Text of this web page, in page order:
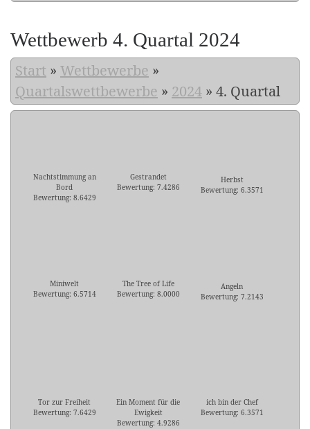
Wettbewerb 4. Quartal 2024
Start » Wettbewerbe »
Quartalswettbewerbe » 2024 » 4. Quartal
Nachtstimmung an
Bord
Bewertung: 8.6429
Gestrandet
Bewertung: 7.4286
Herbst
Bewertung: 6.3571
Miniwelt
Bewertung: 6.5714
The Tree of Life
Bewertung: 8.0000
Angeln
Bewertung: 7.2143
Tor zur Freiheit
Bewertung: 7.6429
Ein Moment für die
Ewigkeit
Bewertung: 4.9286
ich bin der Chef
Bewertung: 6.3571